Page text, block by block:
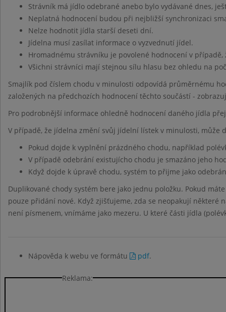
Strávník má jídlo odebrané anebo bylo vydávané dnes,
Neplatná hodnocení budou při nejbližší synchronizaci
Nelze hodnotit jídla starší deseti dní.
Jídelna musí zasílat informace o vyzvednutí jídel.
Hromadnému strávníku je povolené hodnocení v
Všichni strávníci mají stejnou sílu hlasu bez ohledu na
Smajlík pod číslem chodu v minulosti odpovídá průměrnému
založených na předchozích hodnocení těchto součástí -
Pro podrobnější informace ohledně hodnocení daného jídla
V případě, že jídelna změní svůj jídelní lístek v minulosti, může
Pokud dojde k vyplnění prázdného chodu, například
V případě odebrání existujícho chodu je smazáno jeho
Když dojde k úpravě chodu, systém to přijme jako
Duplikované chody systém bere jako jednu položku. Pokud
pouze přidání nové. Když zjišťujeme, zda se neopakují některé
není písmenem, vnímáme jako mezeru. U které části jídla
Nápověda k webu ve formátu pdf.
Reklama: